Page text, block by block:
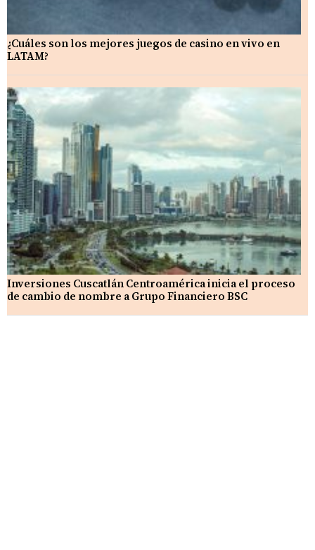
¿Cuáles son los mejores juegos de casino en vivo en
LATAM?
Inversiones Cuscatlán Centroamérica inicia el proceso
de cambio de nombre a Grupo Financiero BSC